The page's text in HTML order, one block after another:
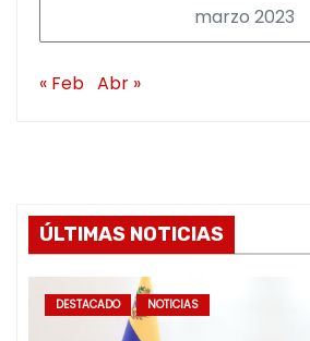
marzo 2023
« Feb Abr »
ÚLTIMAS NOTICIAS
DESTACADO NOTICIAS